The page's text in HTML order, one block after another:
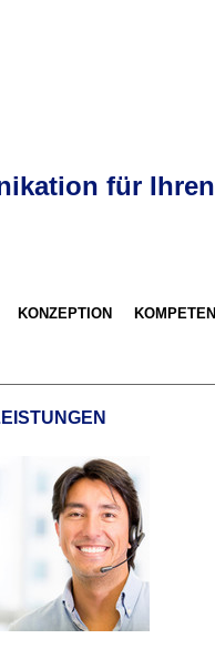
für
KONZEPTION